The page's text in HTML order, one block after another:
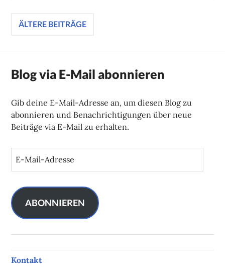
Beitragsnavigation
ÄLTERE BEITRÄGE
Blog via E-Mail abonnieren
Gib deine E-Mail-Adresse an, um diesen Blog zu
abonnieren und Benachrichtigungen über neue
Beiträge via E-Mail zu erhalten.
i
l
A
r
ABONNIEREN
Kontakt